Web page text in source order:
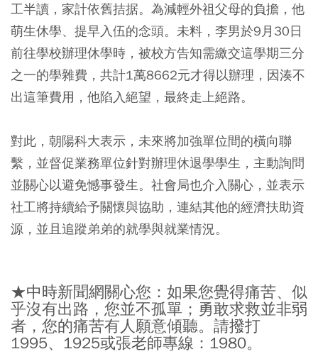
工半讀，家計依舊拮据。為減輕外祖父母的負擔，他
萌生休學、提早入伍的念頭。未料，李男於9月30日
前往學校辦理休學時，被校方告知需繳交這學期三分
之一的學雜費，共計1萬8662元才得以辦理，因湊不
出這筆費用，他陷入絕望，最終走上絕路。
對此，朝陽科大表示，未來將加強單位間的橫向聯
繫，並督促業務單位針對辦理休退學學生，主動詢問
並關心以避免憾事發生。社會局也介入關心，並表示
社工將持續給予關懷與協助，連結其他的經濟扶助資
源，並且追蹤弟弟的就學與就業情況。
★中時新聞網關心您：如果您覺得痛苦、似
乎沒有出路，您並不孤單；勇敢求救並非弱
者，您的痛苦有人願意傾聽。請撥打
1995、1925或張老師專線：1980。